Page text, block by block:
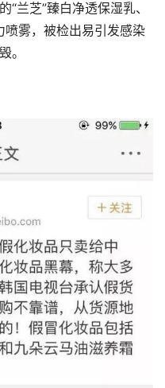
兰芝”臻白净透保湿乳、
喷雾，被检出易引发感染
。